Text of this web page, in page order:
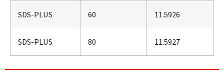
SDS-PLUS 60 11.5926
SDS-PLUS 80 11.5927